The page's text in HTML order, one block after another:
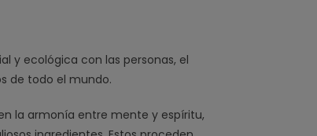
y ecológica con las personas, el
de todo el mundo.
la armonía entre mente y espíritu,